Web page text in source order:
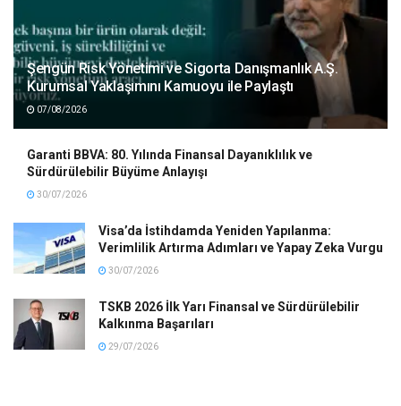
Şengün Risk Yönetimi ve Sigorta Danışmanlık A.Ş.
Kurumsal Yaklaşımını Kamuoyu ile Paylaştı
07/08/2026
Garanti BBVA: 80. Yılında Finansal Dayanıklılık ve
Sürdürülebilir Büyüme Anlayışı
30/07/2026
Visa’da İstihdamda Yeniden Yapılanma:
Verimlilik Artırma Adımları ve Yapay Zeka Vurgu
30/07/2026
TSKB 2026 İlk Yarı Finansal ve Sürdürülebilir
Kalkınma Başarıları
29/07/2026